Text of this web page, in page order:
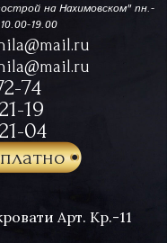
на Нахимовском"пн.-
19.00
74
19
04
Арт. Кр.-11